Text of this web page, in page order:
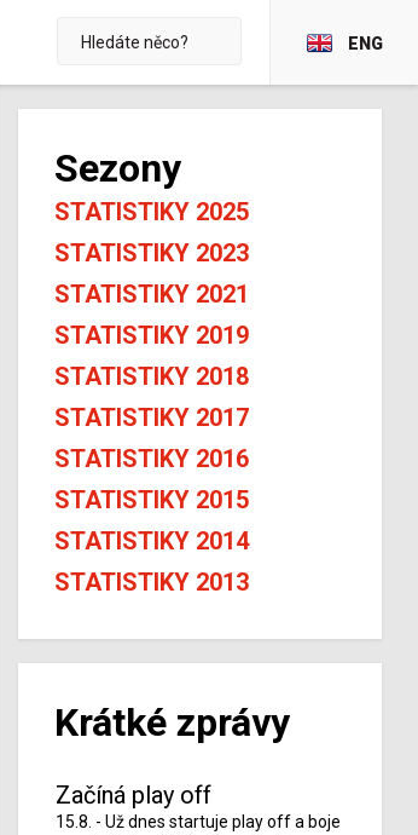
ENG
Sezony
STATISTIKY 2025
STATISTIKY 2023
STATISTIKY 2021
STATISTIKY 2019
STATISTIKY 2018
STATISTIKY 2017
STATISTIKY 2016
STATISTIKY 2015
STATISTIKY 2014
STATISTIKY 2013
Krátké zprávy
Začíná play off
15.8. - Už dnes startuje play off a boje